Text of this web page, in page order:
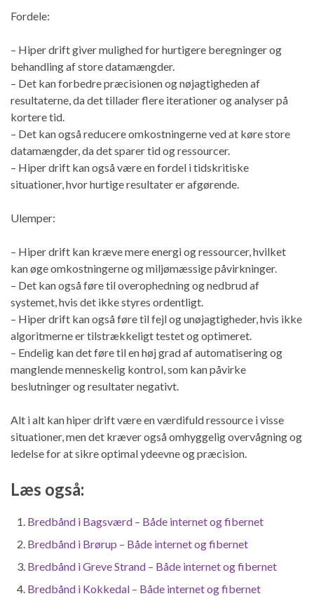
Fordele:
– Hiper drift giver mulighed for hurtigere beregninger og
behandling af store datamængder.
– Det kan forbedre præcisionen og nøjagtigheden af ​​
resultaterne, da det tillader flere iterationer og analyser på
kortere tid.
– Det kan også reducere omkostningerne ved at køre store
datamængder, da det sparer tid og ressourcer.
– Hiper drift kan også være en fordel i tidskritiske
situationer, hvor hurtige resultater er afgørende.
Ulemper:
– Hiper drift kan kræve mere energi og ressourcer, hvilket
kan øge omkostningerne og miljømæssige påvirkninger.
– Det kan også føre til overophedning og nedbrud af
systemet, hvis det ikke styres ordentligt.
– Hiper drift kan også føre til fejl og unøjagtigheder, hvis ikke
algoritmerne er tilstrækkeligt testet og optimeret.
– Endelig kan det føre til en høj grad af automatisering og
manglende menneskelig kontrol, som kan påvirke
beslutninger og resultater negativt.
Alt i alt kan hiper drift være en værdifuld ressource i visse
situationer, men det kræver også omhyggelig overvågning og
ledelse for at sikre optimal ydeevne og præcision.
Læs også:
Bredbånd i Bagsværd – Både internet og fibernet
Bredbånd i Brørup – Både internet og fibernet
Bredbånd i Greve Strand – Både internet og fibernet
Bredbånd i Kokkedal – Både internet og fibernet